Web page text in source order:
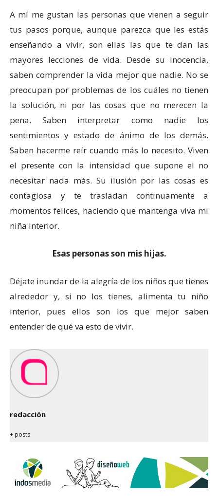
A mí me gustan las personas que vienen a seguir
tus pasos porque, aunque parezca que les estás
enseñando a vivir, son ellas las que te dan las
mayores lecciones de vida. Desde su inocencia,
saben comprender la vida mejor que nadie. No se
preocupan por problemas de los cuáles no tienen
la solución, ni por las cosas que no merecen la
pena. Saben interpretar como nadie los
sentimientos y estado de ánimo de los demás.
Saben hacerme reír cuando más lo necesito. Viven
el presente con la intensidad que supone el no
necesitar nada más. Su ilusión por las cosas es
contagiosa y te trasladan continuamente a
momentos felices, haciendo que mantenga viva mi
niña interior.
Esas personas son mis hijas.
Déjate inundar de la alegría de los niños que tienes
alrededor y, si no los tienes, alimenta tu niño
interior, pues ellos son los que mejor saben
entender de qué va esto de vivir.
redacción
+ posts